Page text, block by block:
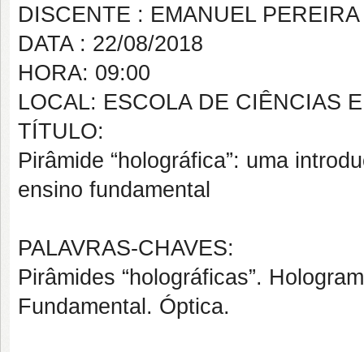
DISCENTE : EMANUEL
DATA : 22/08/2018
HORA: 09:00
LOCAL: ESCOLA DE CIÊNCIAS
TÍTULO:
Pirâmide “holográfica”: uma
ensino fundamental
PALAVRAS-CHAVES:
Pirâmides “holográficas”.
Fundamental. Óptica.